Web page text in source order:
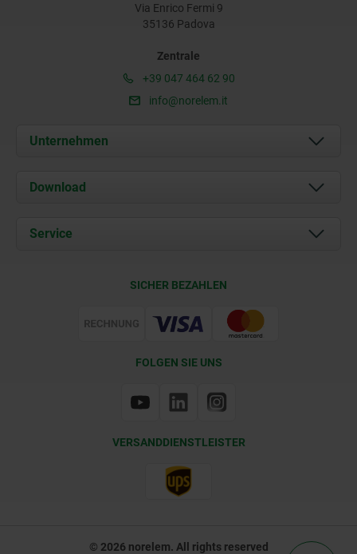
Via Enrico Fermi 9
35136 Padova
Zentrale
+39 047 464 62 90
info@norelem.it
Unternehmen
Über uns
Kontakt
Download
Dokumente
Service
SICHER BEZAHLEN
FOLGEN SIE UNS
VERSANDDIENSTLEISTER
© 2026 norelem. All rights reserved